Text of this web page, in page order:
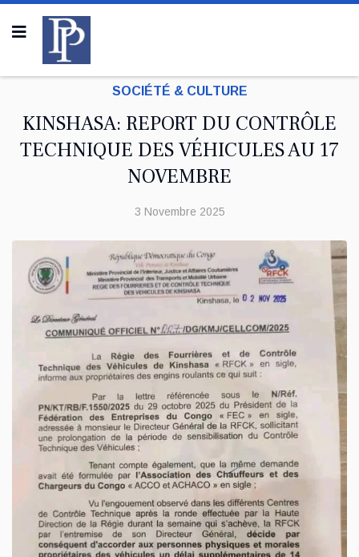
SOCIÉTÉ & CULTURE
KINSHASA: REPORT DU CONTRÔLE
TECHNIQUE DES VÉHICULES AU 17
NOVEMBRE
3 Novembre 2025